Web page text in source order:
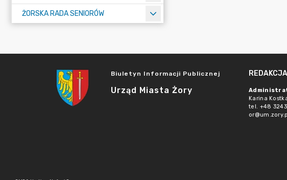
ŻORSKA RADA SENIORÓW
Biuletyn Informacji Publicznej
Urząd Miasta Żory
REDAKCJA
Karina
tel. +48